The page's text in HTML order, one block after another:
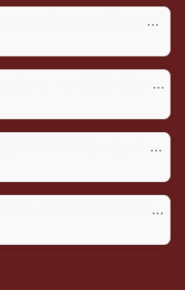
写真に落書き お絵かき プリクラ加工-Rakugaky-アプリ - App Store
MojiCon 文字数カウント・メモ帳アプリ - App Store
禁煙勇者-禁煙応援アプリ-アプリ - App Store
歩数計 万歩計 カロリー計算 距離測定-Pedoroアプリ - App Store